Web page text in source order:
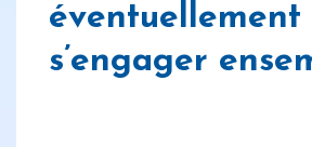
éventuellement
s’engager